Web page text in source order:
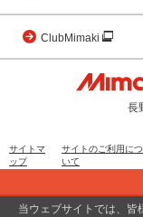
ClubMimaki
長
サイトマ
ップ
サイトのご利用につ
いて
当ウェブサイトでは、皆